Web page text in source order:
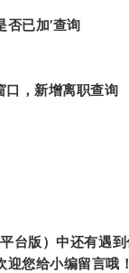
否已加’查询
口，新增离职查询
台版）中还有遇
您给小编留言哦！